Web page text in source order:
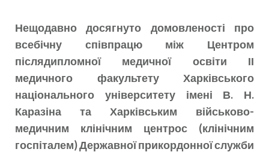
Нещодавно досягнуто домовленості про
всебічну співпрацю між Центром
післядипломної медичної освіти ІІ
медичного факультету Харківського
національного університету імені В. Н.
Каразіна та Харківським військово-
медичним клінічним центрос (клінічним
госпіталем) Державної прикордонної служби